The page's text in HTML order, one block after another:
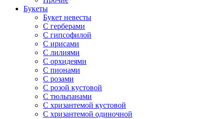
Букеты
Букет невесты
С герберами
С гипсофилой
С ирисами
С лилиями
С орхидеями
С пионами
С розами
С розой кустовой
С тюльпанами
С хризантемой кустовой
С хризантемой одиночной